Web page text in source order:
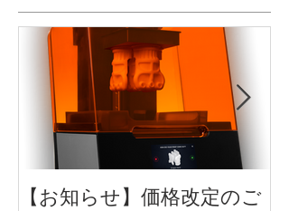
【お知らせ】価格改定のご